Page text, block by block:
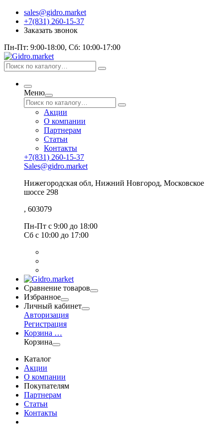
sales@gidro.market
+7(831) 260-15-37
Заказать звонок
Пн-Пт: 9:00-18:00, Сб: 10:00-17:00
Меню
Акции
О компании
Партнерам
Статьи
Контакты
+7(831) 260-15-37
Sales@gidro.market
Нижегородская обл, Нижний Новгород, Московское
шоссе 298
, 603079
Пн-Пт с 9:00 до 18:00
Сб с 10:00 до 17:00
Сравнение товаров
Избранное
Личный кабинет
Авторизация
Регистрация
Корзина …
Корзина
Каталог
Акции
О компании
Покупателям
Партнерам
Статьи
Контакты